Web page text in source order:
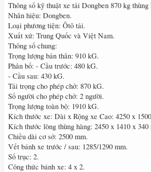
Thông số kỹ thuật xe tải Dongben 870 kg thùng
Nhãn hiệu: Dongben.
Loại phương tiện: Ôtô tải.
Xuất xứ: Trung Quốc và Việt Nam.
Thông số chung:
Trọng lượng bản thân: 910 kG.
Phân bố: - Cầu trước: 480 kG.
- Cầu sau: 430 kG.
Tải trọng cho phép chở: 870 kG.
Số người cho phép chở: 2 người.
Trọng lượng toàn bộ: 1910 kG.
Kích thước xe: Dài x Rộng xe Cao: 4250 x
Kích thước lòng thùng hàng: 2450 x 1410 x 340
Chiều dài cơ sở: 2500 mm.
Vết bánh xe trước / sau: 1285/1290 mm.
Số trục: 2.
Công thức bánh xe: 4 x 2.